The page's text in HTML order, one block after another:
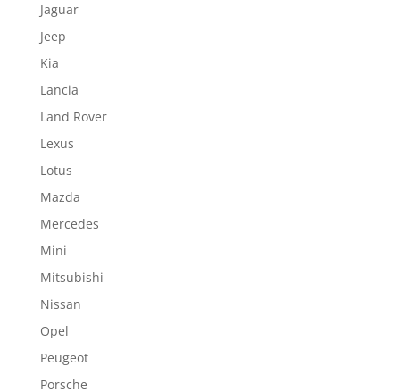
Jaguar
Jeep
Kia
Lancia
Land Rover
Lexus
Lotus
Mazda
Mercedes
Mini
Mitsubishi
Nissan
Opel
Peugeot
Porsche